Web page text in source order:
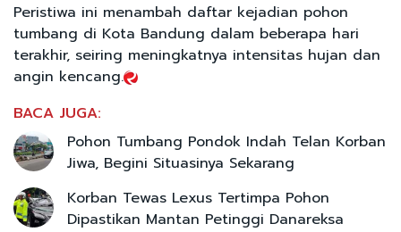
Peristiwa ini menambah daftar kejadian pohon
tumbang di Kota Bandung dalam beberapa hari
terakhir, seiring meningkatnya intensitas hujan dan
angin kencang.
BACA JUGA:
Pohon Tumbang Pondok Indah Telan Korban
Jiwa, Begini Situasinya Sekarang
Korban Tewas Lexus Tertimpa Pohon
Dipastikan Mantan Petinggi Danareksa